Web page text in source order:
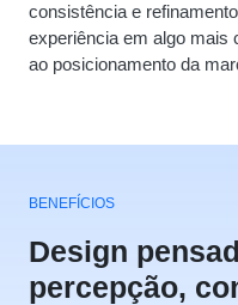
consistência e
experiência em algo mais
ao posicionamento da
BENEFÍCIOS
Design
percepção,